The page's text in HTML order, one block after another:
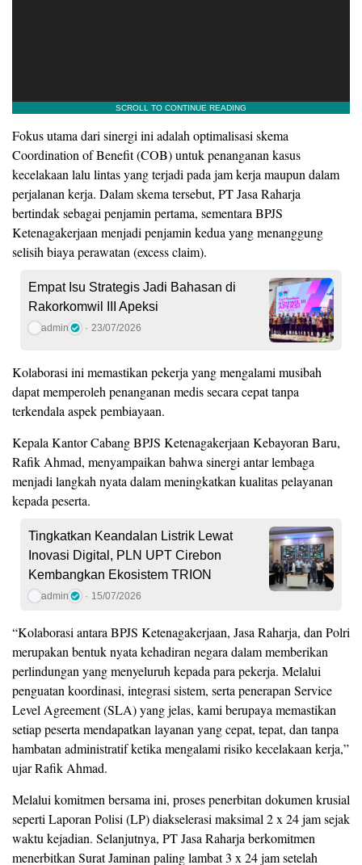
Fokus utama dari sinergi ini adalah optimalisasi skema
Coordination of Benefit (COB) untuk penanganan kasus
kecelakaan lalu lintas yang terjadi pada jam kerja maupun dalam
perjalanan kerja. Dalam skema tersebut, PT Jasa Raharja
bertindak sebagai penjamin pertama, sementara BPJS
Ketenagakerjaan menjadi penjamin kedua yang menanggung
selisih biaya perawatan (excess claim).
Empat Isu Strategis Jadi Bahasan di
Rakorkomwil III Apeksi
admin 23/07/2026
Kolaborasi ini memastikan pekerja yang mengalami musibah
dapat memperoleh penanganan medis secara cepat tanpa
terkendala aspek pembiayaan.
Kepala Kantor Cabang BPJS Ketenagakerjaan Kebayoran Baru,
Rafik Ahmad, menyampaikan bahwa sinergi antar lembaga
menjadi langkah nyata dalam meningkatkan kualitas pelayanan
kepada peserta.
Tingkatkan Keandalan Listrik Lewat
Inovasi Digital, PLN UPT Cirebon
Kembangkan Ekosistem TRION
admin 15/07/2026
“Kolaborasi antara BPJS Ketenagakerjaan, Jasa Raharja, dan Polri
merupakan bentuk nyata kehadiran negara dalam memberikan
perlindungan yang menyeluruh kepada para pekerja. Melalui
penguatan koordinasi, integrasi sistem, serta penerapan Service
Level Agreement (SLA) yang jelas, kami berupaya memastikan
setiap peserta mendapatkan layanan yang cepat, tepat, dan tanpa
hambatan administratif ketika mengalami risiko kecelakaan kerja,”
ujar Rafik Ahmad.
Melalui komitmen bersama ini, proses penerbitan dokumen krusial
seperti Laporan Polisi (LP) diakselerasi maksimal 2 x 24 jam sejak
waktu kejadian. Selanjutnya, PT Jasa Raharja berkomitmen
menerbitkan Surat Jaminan paling lambat 3 x 24 jam setelah